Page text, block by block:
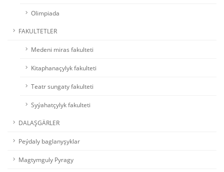
Olimpiada
FAKULTETLER
Medeni miras fakulteti
Kitaphanaçylyk fakulteti
Teatr sungaty fakulteti
Syýahatçylyk fakulteti
DALAŞGÄRLER
Peýdaly baglanyşyklar
Magtymguly Pyragy